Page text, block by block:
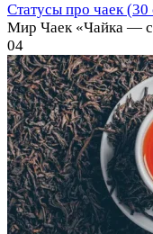
Статусы про чаек (30
Мир Чаек «Чайка —
04